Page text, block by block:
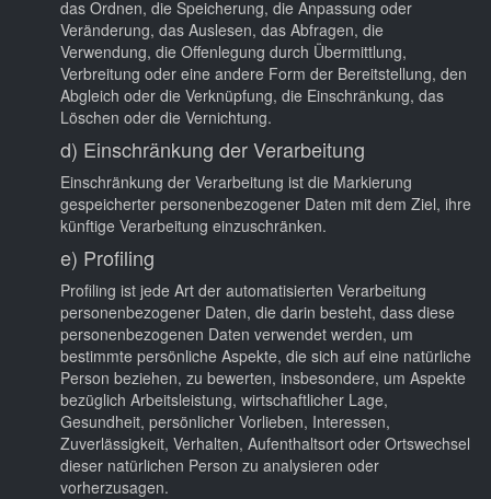
das Ordnen, die Speicherung, die Anpassung oder
Veränderung, das Auslesen, das Abfragen, die
Verwendung, die Offenlegung durch Übermittlung,
Verbreitung oder eine andere Form der Bereitstellung, den
Abgleich oder die Verknüpfung, die Einschränkung, das
Löschen oder die Vernichtung.
d) Einschränkung der Verarbeitung
Einschränkung der Verarbeitung ist die Markierung
gespeicherter personenbezogener Daten mit dem Ziel, ihre
künftige Verarbeitung einzuschränken.
e) Profiling
Profiling ist jede Art der automatisierten Verarbeitung
personenbezogener Daten, die darin besteht, dass diese
personenbezogenen Daten verwendet werden, um
bestimmte persönliche Aspekte, die sich auf eine natürliche
Person beziehen, zu bewerten, insbesondere, um Aspekte
bezüglich Arbeitsleistung, wirtschaftlicher Lage,
Gesundheit, persönlicher Vorlieben, Interessen,
Zuverlässigkeit, Verhalten, Aufenthaltsort oder Ortswechsel
dieser natürlichen Person zu analysieren oder
vorherzusagen.